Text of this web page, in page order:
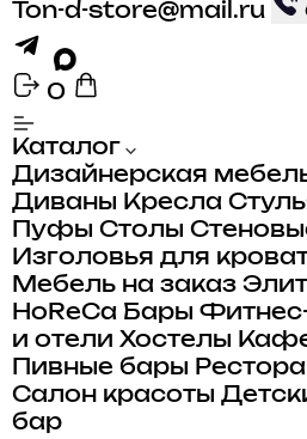
Ton-d-store@mail.ru
0
Каталог
Дизайнерская
Диваны Кресла
Пуфы Столы
Изголовья для
Мебель на заказ
HoReCa Бары
и отели Хостелы
Пивные бары
Салон красоты
бар